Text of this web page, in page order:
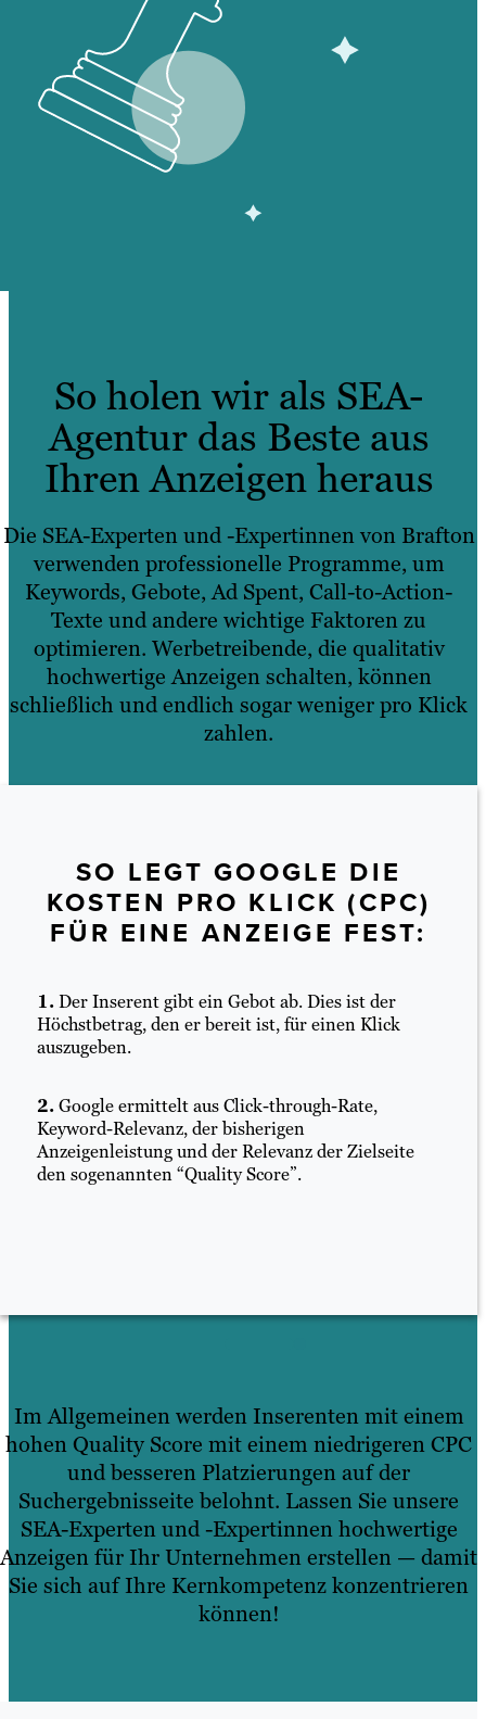
So holen wir als SEA-
Agentur das Beste aus
Ihren Anzeigen heraus
Die SEA-Experten und -Expertinnen von Brafton
verwenden professionelle Programme, um
Keywords, Gebote, Ad Spent, Call-to-Action-
Texte und andere wichtige Faktoren zu
optimieren. Werbetreibende, die qualitativ
hochwertige Anzeigen schalten, können
schließlich und endlich sogar weniger pro Klick
zahlen.
SO LEGT GOOGLE DIE
KOSTEN PRO KLICK (CPC)
FÜR EINE ANZEIGE FEST:
1.Der Inserent gibt ein Gebot ab. Dies ist der
Höchstbetrag, den er bereit ist, für einen Klick
auszugeben.
2.Google ermittelt aus Click-through-Rate,
Keyword-Relevanz, der bisherigen
Anzeigenleistung und der Relevanz der Zielseite
den sogenannten “Quality Score”.
Im Allgemeinen werden Inserenten mit einem
hohen Quality Score mit einem niedrigeren CPC
und besseren Platzierungen auf der
Suchergebnisseite belohnt. Lassen Sie unsere
SEA-Experten und -Expertinnen hochwertige
Anzeigen für Ihr Unternehmen erstellen — damit
Sie sich auf Ihre Kernkompetenz konzentrieren
können!